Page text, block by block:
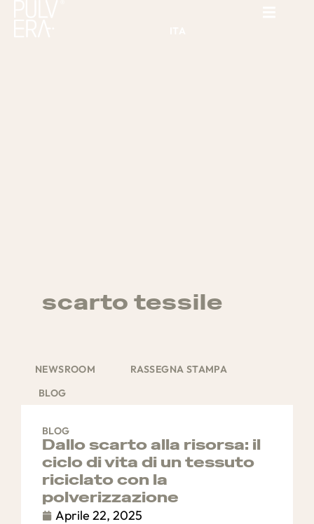
scarto tessile
NEWSROOM
RASSEGNA STAMPA
BLOG
BLOG
Dallo scarto alla risorsa: il
ciclo di vita di un tessuto
riciclato con la
polverizzazione
Aprile 22, 2025